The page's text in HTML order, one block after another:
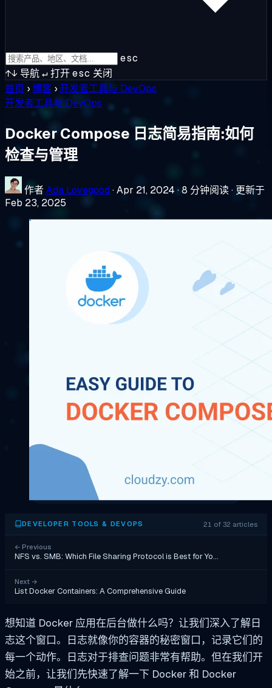
esc
↑↓ 导航↵打开esc 关闭
首页 ›博客 ›开发者工具与 DevOps
开发者工具与 DevOps
Docker Compose 日志简易指南:如何
检查与管理
作者Ada Lovegood ·Apr 21, 2024 ·8 分钟阅读· 更新于
Feb 23, 2025
DEVELOPER TOOLS & DEVOPS 21 of 32 articles
← Previous
NFS vs. SMB: Which File Sharing Protocol is Best for Yo…
Next →
List Docker Containers: A Comprehensive Guide
想知道 Docker 应用在后台做什么吗？让我们深入了解日
志这个窗口。日志就像你的容器的秘密窗口，记录它们的
每一个动作。日志对于排查问题非常有帮助。但在我们开
始之前，让我们先快速了解一下 Docker 和 Docker